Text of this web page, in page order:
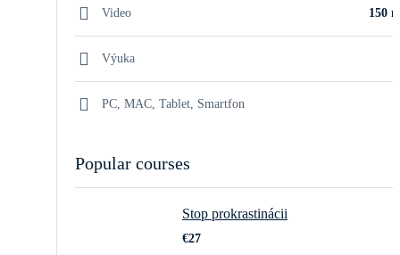
Video 150
Výuka
PC, MAC, Tablet, Smartfon
Popular courses
Stop prokrastinácii
€27